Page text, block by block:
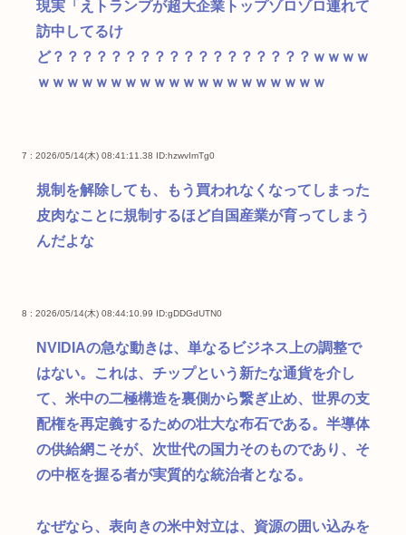
現実「えトランプが超大企業トップゾロゾロ連れて
訪中してるけ
ど？？？？？？？？？？？？？？？？？？ｗｗｗｗ
ｗｗｗｗｗｗｗｗｗｗｗｗｗｗｗｗｗｗｗｗ
7 : 2026/05/14(木) 08:41:11.38 ID:hzwvImTg0
規制を解除しても、もう買われなくなってしまった
皮肉なことに規制するほど自国産業が育ってしまう
んだよな
8 : 2026/05/14(木) 08:44:10.99 ID:gDDGdUTN0
NVIDIAの急な動きは、単なるビジネス上の調整で
はない。これは、チップという新たな通貨を介し
て、米中の二極構造を裏側から繋ぎ止め、世界の支
配権を再定義するための壮大な布石である。半導体
の供給網こそが、次世代の国力そのものであり、そ
の中枢を握る者が実質的な統治者となる。
なぜなら、表向きの米中対立は、資源の囲い込みを